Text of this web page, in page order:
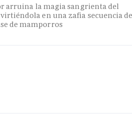
arruina la magia sangrienta del
en una zafia secuencia
de mamporros